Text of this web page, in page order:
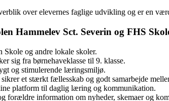
over elevernes faglige udvikling og er en
Hammelev Sct. Severin og FHS
Skole og andre lokale skoler.
sig fra børnehaveklasse til 9. klasse.
og stimulerende læringsmiljø.
et stærkt fællesskab og godt samarbejde
platform til daglig læring og kommunikation.
forældre information om nyheder, skemaer og